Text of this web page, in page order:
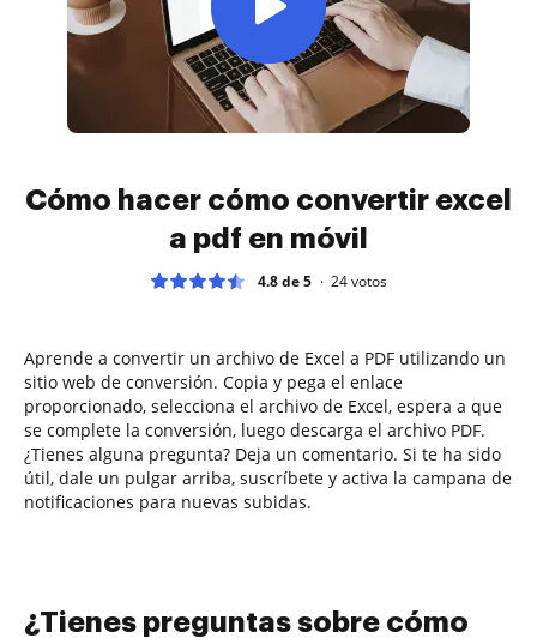
Cómo hacer cómo convertir excel
a pdf en móvil
4.8 de 5 24votos
Aprende a convertir un archivo de Excel a PDF utilizando un
sitio web de conversión. Copia y pega el enlace
proporcionado, selecciona el archivo de Excel, espera a que
se complete la conversión, luego descarga el archivo PDF.
¿Tienes alguna pregunta? Deja un comentario. Si te ha sido
útil, dale un pulgar arriba, suscríbete y activa la campana de
notificaciones para nuevas subidas.
¿Tienes preguntas sobre cómo